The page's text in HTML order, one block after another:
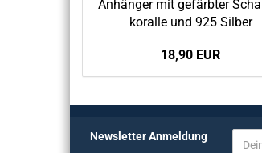
An­hän­ger mit ge­färb­ter
ko­ral­le und 925 Sil­ber
18,90 EUR
Newsletter Anmeldung